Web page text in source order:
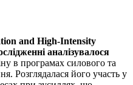
and High-Intensity
аналізувалося
в програмах силового та
Розглядалася його участь у